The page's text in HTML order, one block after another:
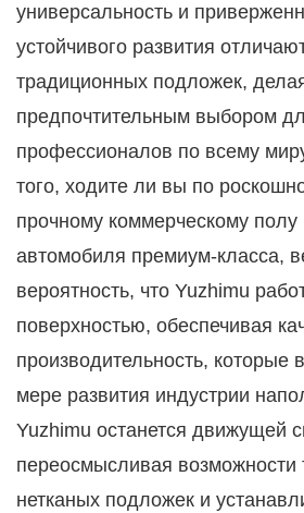
универсальность и
устойчивого развития
традиционных подложек,
предпочтительным выбором
профессионалов по всему
того, ходите ли вы по
прочному коммерческому
автомобиля премиум-класса,
вероятность, что Yuzhimu
поверхностью, обеспечивая
производительность, которые
мере развития индустрии
Yuzhimu останется движущей
переосмысливая возможности
нетканых подложек и